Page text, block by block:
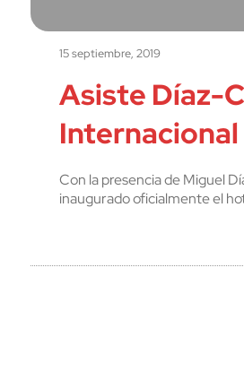
15 septiembre, 2019
Asiste Díaz-
Con la presencia de Miguel
inaugurado oficialmente el